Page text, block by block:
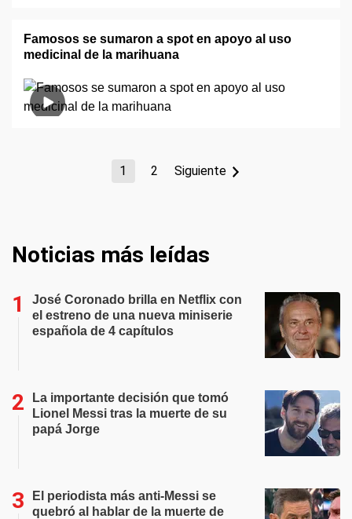
Famosos se sumaron a spot en apoyo al uso
medicinal de la marihuana
1 2 Siguiente
Noticias más leídas
José Coronado brilla en Netflix con
el estreno de una nueva miniserie
española de 4 capítulos
La importante decisión que tomó
Lionel Messi tras la muerte de su
papá Jorge
El periodista más anti-Messi se
quebró al hablar de la muerte de